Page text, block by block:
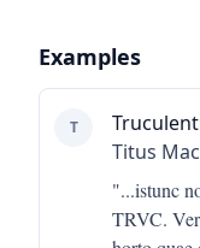
Examples
T
Titus
"...istunc
TRVC.